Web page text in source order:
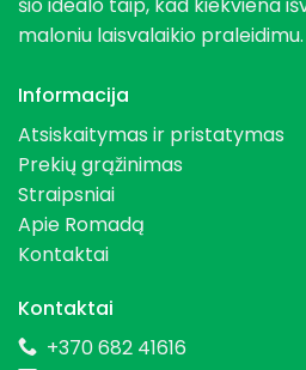
maloniu laisvalaikio praleidimu.
Informacija
Atsiskaitymas ir pristatymas
Prekių grąžinimas
Straipsniai
Apie Romadą
Kontaktai
Kontaktai
+370 682 41616